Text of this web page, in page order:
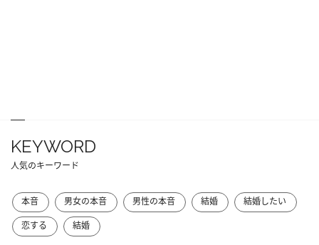
KEYWORD
人気のキーワード
本音 男女の本音 男性の本音 結婚
結婚したい
恋する
結婚